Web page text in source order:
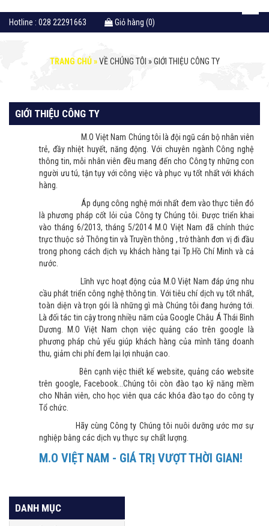
Hotline : 028 22291663 Giỏ hàng (0)
TRANG CHỦ » VỀ CHÚNG TÔI » GIỚI THIỆU CÔNG TY
GIỚI THIỆU CÔNG TY
M.O Việt Nam Chúng tôi là đội ngũ cán bộ nhân viên
trẻ, đầy nhiệt huyết, năng động. Với chuyên ngành Công nghệ
thông tin, mỗi nhân viên đều mang đến cho Công ty những con
người ưu tú, tận tụy với công việc và phục vụ tốt nhất với khách
hàng.
Áp dụng công nghệ mới nhất đem vào thực tiễn đó
là phương pháp cốt lỏi của Công ty Chúng tôi. Được triển khai
vào tháng 6/2013, tháng 5/2014 M.O Việt Nam đã chính thức
trực thuộc sở Thông tin và Truyền thông , trở thành đơn vị đi đầu
trong phong cách dịch vụ khách hàng tại Tp.Hồ Chí Minh và cả
nước.
Lĩnh vực hoạt động của M.O Việt Nam đáp ứng nhu
cầu phát triển công nghệ thông tin. Với tiêu chí dịch vụ tốt nhất,
toàn diện và trọn gói là những gì mà Chúng tôi đang hướng tới.
Là đối tác tin cậy trong nhiều năm của Google Châu Á Thái Bình
Dương. M.O Việt Nam chọn việc quảng cáo trên google là
phương pháp chủ yếu giúp khách hàng của mình tăng doanh
thu, giảm chi phí đem lại lợi nhuận cao.
Bên cạnh việc thiết kế website, quảng cáo website
trên google, Facebook...Chúng tôi còn đào tạo kỹ năng mềm
cho Nhân viên, cho học viên qua các khóa đào tạo do công ty
Tổ chức.
Hãy cùng Công ty Chúng tôi nuôi dưỡng ước mơ sự
nghiệp bằng các dịch vụ thực sự chất lượng.
M.O VIỆT NAM - GIÁ TRỊ VƯỢT THỜI GIAN!
DANH MỤC